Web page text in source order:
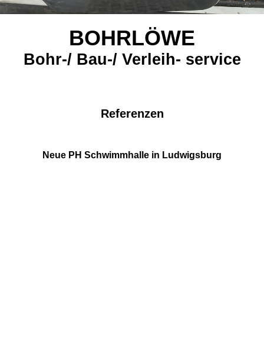
BOHRLÖWE
Bohr-/ Bau-/ Verleih- service
Referenzen
Neue PH Schwimmhalle in Ludwigsburg